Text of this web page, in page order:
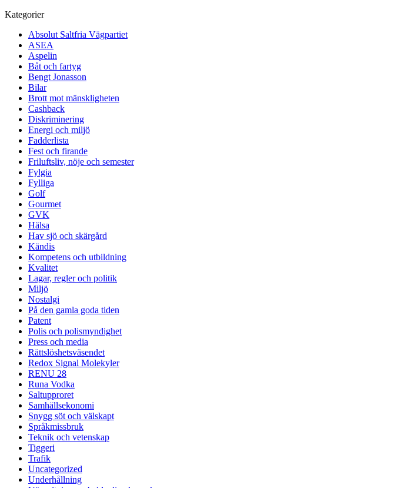
Kategorier
Absolut Saltfria Vägpartiet
ASEA
Aspelin
Båt och fartyg
Bengt Jonasson
Bilar
Brott mot mänskligheten
Cashback
Diskriminering
Energi och miljö
Fadderlista
Fest och firande
Friluftsliv, nöje och semester
Fylgia
Fylliga
Golf
Gourmet
GVK
Hälsa
Hav sjö och skärgård
Kändis
Kompetens och utbildning
Kvalitet
Lagar, regler och politik
Miljö
Nostalgi
På den gamla goda tiden
Patent
Polis och polismyndighet
Press och media
Rättslöshetsväsendet
Redox Signal Molekyler
RENU 28
Runa Vodka
Saltupproret
Samhällsekonomi
Snygg söt och välskapt
Språkmissbruk
Teknik och vetenskap
Tiggeri
Trafik
Uncategorized
Underhållning